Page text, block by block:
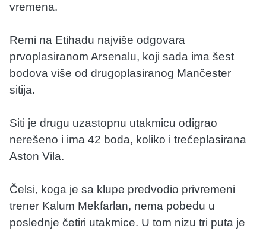
vremena.
Remi na Etihadu najviše odgovara
prvoplasiranom Arsenalu, koji sada ima šest
bodova više od drugoplasiranog Mančester
sitija.
Siti je drugu uzastopnu utakmicu odigrao
nerešeno i ima 42 boda, koliko i trećeplasirana
Aston Vila.
Čelsi, koga je sa klupe predvodio privremeni
trener Kalum Mekfarlan, nema pobedu u
poslednje četiri utakmice. U tom nizu tri puta je